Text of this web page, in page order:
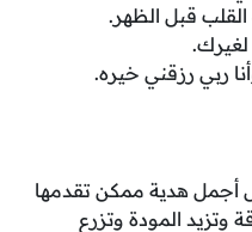
قبل الظهر.
ربي رزقني خيره.
أجمل هدية ممكن تقدمها
وتزيد المودة وتزرع